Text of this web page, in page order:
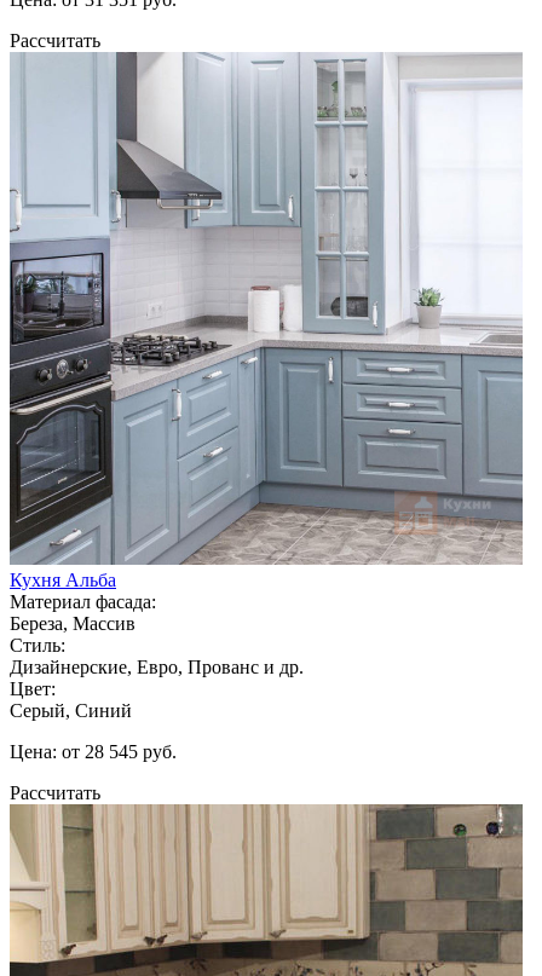
Рассчитать
Кухня Альба
Материал фасада:
Береза, Массив
Стиль:
Дизайнерские, Евро, Прованс и др.
Цвет:
Серый, Синий
Цена: от 28 545 руб.
Рассчитать